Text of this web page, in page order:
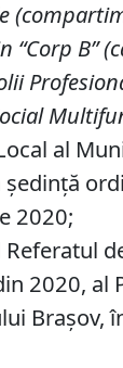
“Corp B”
al
2020;
2020, al
Brașov,